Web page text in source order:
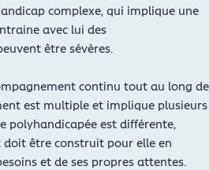
complexe, qui implique une
avec lui des
être sévères.
continu tout au long de
est multiple et implique plusieurs
polyhandicapée est différente,
être construit pour elle en
et de ses propres attentes.